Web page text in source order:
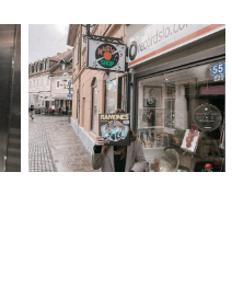
Recordslo.com in Ljubljana